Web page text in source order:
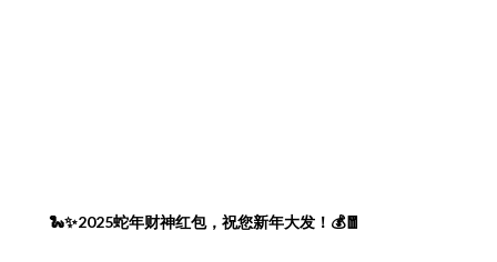
🐍✨2025蛇年财神红包，祝您新年大发！💰🧧